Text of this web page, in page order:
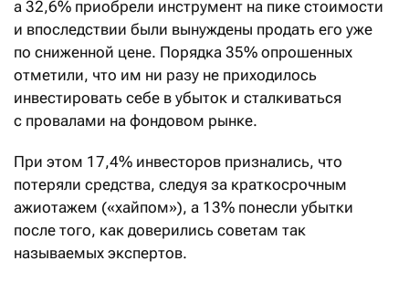
а 32,6% приобрели инструмент на пике стоимости
и впоследствии были вынуждены продать его уже
по сниженной цене. Порядка 35% опрошенных
отметили, что им ни разу не приходилось
инвестировать себе в убыток и сталкиваться
с провалами на фондовом рынке.
При этом 17,4% инвесторов признались, что
потеряли средства, следуя за краткосрочным
ажиотажем («хайпом»), а 13% понесли убытки
после того, как доверились советам так
называемых экспертов.